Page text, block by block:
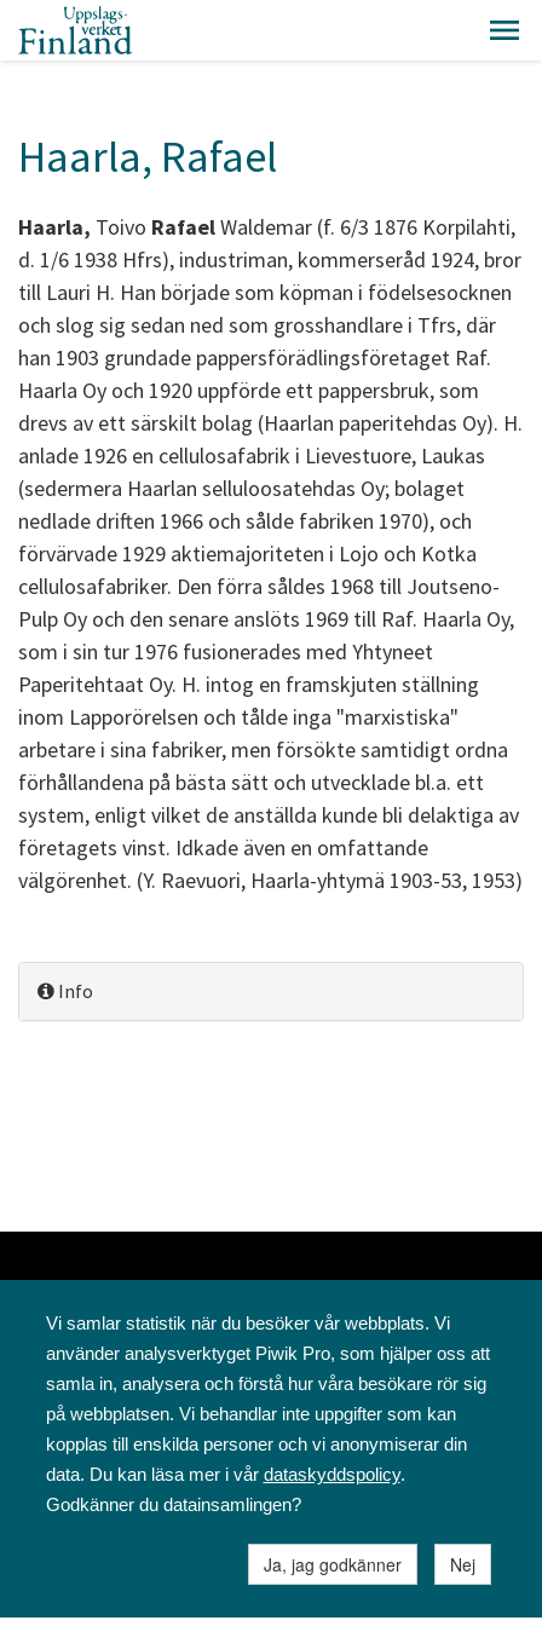
Haarla, Rafael
Haarla, Toivo RafaelWaldemar (f. 6/3 1876 Korpilahti,
d. 1/6 1938 Hfrs), industriman, kommerseråd 1924, bror
till Lauri H. Han började som köpman i födelsesocknen
och slog sig sedan ned som grosshandlare i Tfrs, där
han 1903 grundade pappersförädlingsföretaget Raf.
Haarla Oy och 1920 uppförde ett pappersbruk, som
drevs av ett särskilt bolag (Haarlan paperitehdas Oy). H.
anlade 1926 en cellulosafabrik i Lievestuore, Laukas
(sedermera Haarlan selluloosatehdas Oy; bolaget
nedlade driften 1966 och sålde fabriken 1970), och
förvärvade 1929 aktiemajoriteten i Lojo och Kotka
cellulosafabriker. Den förra såldes 1968 till Joutseno-
Pulp Oy och den senare anslöts 1969 till Raf. Haarla Oy,
som i sin tur 1976 fusionerades med Yhtyneet
Paperitehtaat Oy. H. intog en framskjuten ställning
inom Lapporörelsen och tålde inga "marxistiska"
arbetare i sina fabriker, men försökte samtidigt ordna
förhållandena på bästa sätt och utvecklade bl.a. ett
system, enligt vilket de anställda kunde bli delaktiga av
företagets vinst. Idkade även en omfattande
välgörenhet. (Y. Raevuori, Haarla-yhtymä 1903-53, 1953)
Info
Svenska folkskolans vänner rf
Annegatan 12
00120 Helsingfors
09 6844 570
sfv@sfv.fi
Vi samlar statistik när du besöker vår webbplats. Vi
använder analysverktyget Piwik Pro, som hjälper oss att
samla in, analysera och förstå hur våra besökare rör sig
på webbplatsen. Vi behandlar inte uppgifter som kan
kopplas till enskilda personer och vi anonymiserar din
data. Du kan läsa mer i vår dataskyddspolicy.
Godkänner du datainsamlingen?
Ja, jag godkänner Nej